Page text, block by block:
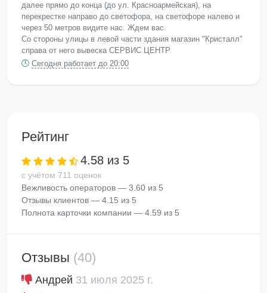
далее прямо до конца (до ул. Красноармейская), на
перекрестке направо до светофора, на светофоре налево и
через 50 метров видите нас. Ждем вас.
Со стороны улицы в левой части здания магазин "Кристалл"
справа от него вывеска СЕРВИС ЦЕНТР
Сегодня работает до 20:00
Рейтинг
4.58 из 5
с учётом 711 оценок
Вежливость операторов — 3.60 из 5
Отзывы клиентов — 4.15 из 5
Полнота карточки компании — 4.59 из 5
Отзывы (40)
Андрей 31 июля 2025 г.